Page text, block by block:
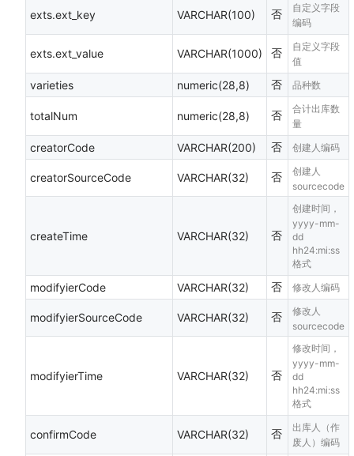
exts.ext_key VARCHAR(100) 否
自定义字段
编码
exts.ext_value VARCHAR(1000) 否
自定义字段
值
varieties numeric(28,8) 否 品种数
totalNum numeric(28,8) 否
合计出库数
量
creatorCode VARCHAR(200) 否 创建人编码
creatorSourceCode VARCHAR(32) 否
创建人
sourcecode
createTime VARCHAR(32) 否
创建时间，
yyyy-mm-
dd
hh24:mi:ss
格式
modifyierCode VARCHAR(32) 否 修改人编码
modifyierSourceCode VARCHAR(32) 否
修改人
sourcecode
modifyierTime VARCHAR(32) 否
修改时间，
yyyy-mm-
dd
hh24:mi:ss
格式
confirmCode VARCHAR(32) 否
出库人（作
废人）编码